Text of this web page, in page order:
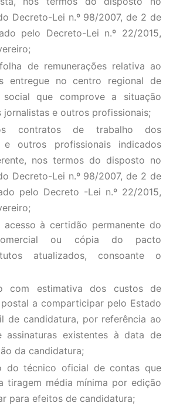
Decreto-Lei n.º 98/2007, de 2 de
pelo Decreto-Lei n.º 22/2015,
de remunerações relativa ao
entregue no centro regional de
social que comprove a situação
jornalistas e outros profissionais;
contratos de trabalho dos
e outros profissionais indicados
nos termos do disposto no
Decreto-Lei n.º 98/2007, de 2 de
pelo Decreto -Lei n.º 22/2015,
acesso à certidão permanente do
ou cópia do pacto
atualizados, consoante o
com estimativa dos custos de
a comparticipar pelo Estado
de candidatura, por referência ao
assinaturas existentes à data de
da candidatura;
do técnico oficial de contas que
tiragem média mínima por edição
para efeitos de candidatura;